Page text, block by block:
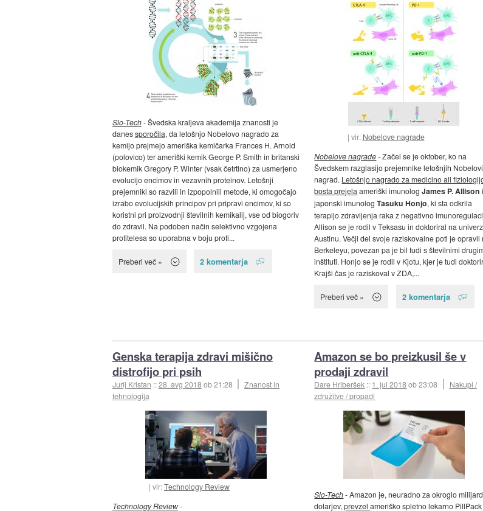
Slo-Tech- Švedska kraljeva akademija znanosti je
danessporočila, da letošnjo Nobelovo nagrado za
kemijo prejmejo ameriška kemičarka Frances H. Arnold
(polovico) ter ameriški kemik George P. Smith in britanski
biokemik Gregory P. Winter (vsak četrtino) za usmerjeno
evolucijo encimov in vezavnih proteinov. Letošnji
prejemniki so razvili in izpopolnili metode, ki omogočajo
izrabo evolucijskih principov pri pripravi encimov, ki so
koristni pri proizvodnji številnih kemikalij, vse od biogoriv
do zdravil. Na podoben način selektivno vzgojena
protitelesa so uporabna v boju proti...
Preberi več » 2 komentarja
vir: Nobelove nagrade
Nobelove nagrade- Začel se je oktober, ko na
Švedskem razglasijo prejemnike letošnjih
nagrad. Letošnjo nagrado za medicino ali
bosta prejela ameriški imunologJames P. Allison
japonski imunologTasuku Honjo, ki sta odkrila
terapijo zdravljenja raka z negativno
Allison se je rodil v Teksasu in doktoriral na
Austinu. Večji del svoje raziskovalne poti je opravil
Berkeleyu, povezan pa je bil tudi s številnimi
inštituti. Honjo se je rodil v Kjotu, kjer je tudi
Krajši čas je raziskoval v ZDA,...
Preberi več » 2 komentarja
Genska terapija zdravi mišično
distrofijo pri psih
Jurij Kristan ::28. avg 2018ob 21:28
Znanost in
tehnologija
vir:Technology Review
Technology Review-
Amazon se bo preizkusil še v
prodaji zdravil
Dare Hriberšek :: 1. jul 2018ob 23:08
Nakupi /
združitve / propadi
Slo-Tech- Amazon je, neuradno za okroglo
dolarjev,prevzelameriško spletno lekarno PillPack